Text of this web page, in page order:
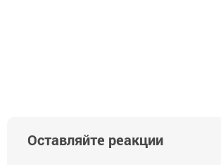
Оставляйте реакции